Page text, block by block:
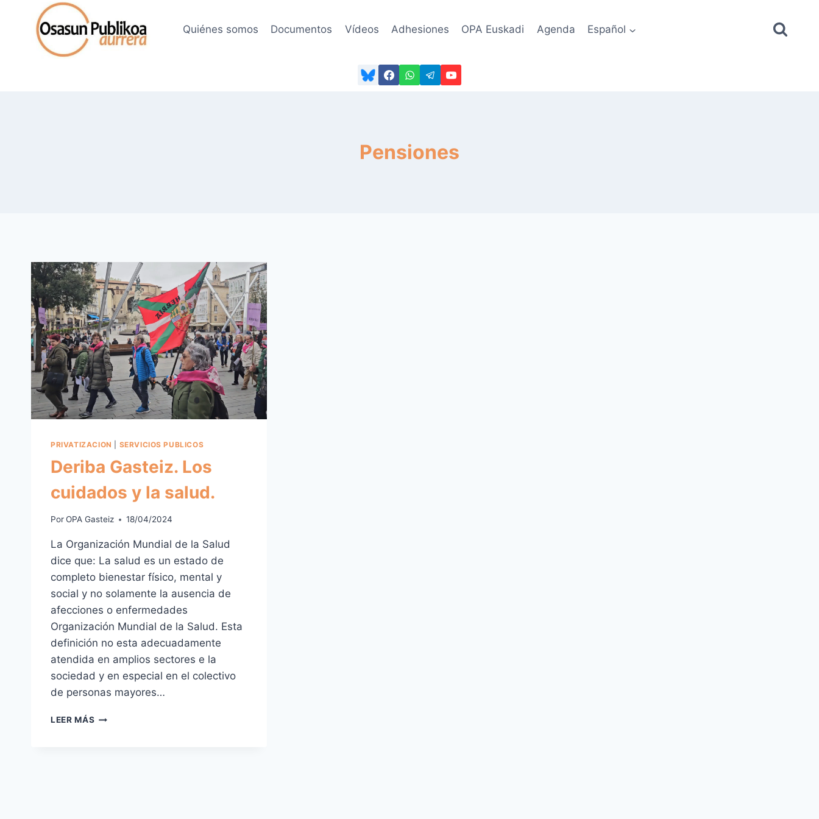
contenido
Quiénes somos Documentos Vídeos Adhesiones OPA Euskadi Agenda Español
Pensiones
PRIVATIZACION SERVICIOS PUBLICOS
Deriba Gasteiz. Los
cuidados y la salud.
PorOPA Gasteiz 18/04/2024
La Organización Mundial de la Salud
dice que: La salud es un estado de
completo bienestar físico, mental y
social y no solamente la ausencia de
afecciones o enfermedades
Organización Mundial de la Salud. Esta
definición no esta adecuadamente
atendida en amplios sectores e la
sociedad y en especial en el colectivo
de personas mayores…
LEER MÁS DERIBA